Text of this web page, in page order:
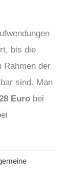
bis die
Rahmen der
sind. Man
Euro bei